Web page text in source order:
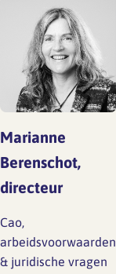
Marianne
Berenschot,
directeur
Cao,
arbeidsvoorwaarden
& juridische vragen